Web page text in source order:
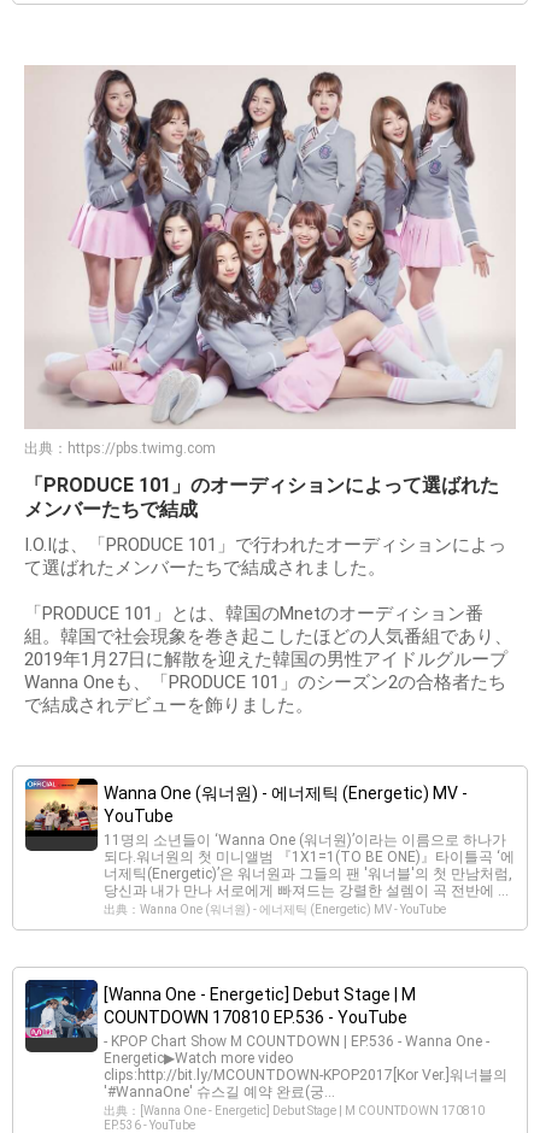
出典： https://pbs.twimg.com
「PRODUCE 101」のオーディションによって選ばれた
メンバーたちで結成
I.O.Iは、「PRODUCE 101」で行われたオーディションによっ
て選ばれたメンバーたちで結成されました。
「PRODUCE 101」とは、韓国のMnetのオーディション番
組。韓国で社会現象を巻き起こしたほどの人気番組であり、
2019年1月27日に解散を迎えた韓国の男性アイドルグループ
Wanna Oneも、「PRODUCE 101」のシーズン2の合格者たち
で結成されデビューを飾りました。
Wanna One (워너원) - 에너제틱 (Energetic) MV -
YouTube
11명의 소년들이 ‘Wanna One (워너원)’이라는 이름으로 하나가
되다.워너원의 첫 미니앨범 『1X1=1(TO BE ONE)』타이틀곡 ‘에
너제틱(Energetic)’은 워너원과 그들의 팬 '워너블'의 첫 만남처럼,
당신과 내가 만나 서로에게 빠져드는 강렬한 설렘이 곡 전반에 ...
出典：Wanna One (워너원) - 에너제틱 (Energetic) MV - YouTube
[Wanna One - Energetic] Debut Stage | M
COUNTDOWN 170810 EP.536 - YouTube
- KPOP Chart Show M COUNTDOWN | EP.536 - Wanna One -
Energetic▶Watch more video
clips:http://bit.ly/MCOUNTDOWN-KPOP2017[Kor Ver.]워너블의
'#WannaOne' 슈스길 예약 완료(궁...
出典：[Wanna One - Energetic] Debut Stage | M COUNTDOWN 170810
EP.536 - YouTube